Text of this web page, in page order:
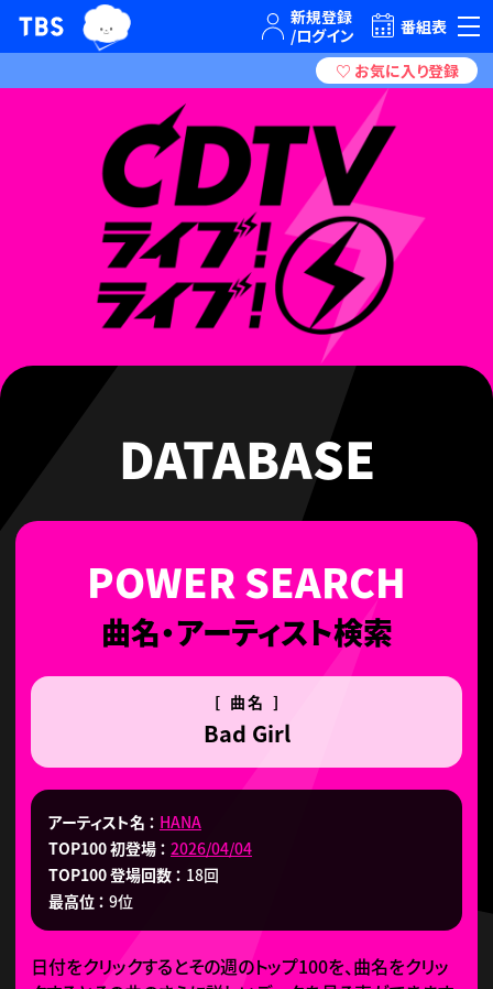
TBSテレビ｜ときめくときを。 番組表
DATABASE
曲名・アーティスト検索
[ 曲名 ]
Bad Girl
アーティスト名
HANA
TOP100 初登場
2026/04/04
TOP100 登場回数
18回
最高位
9位
日付をクリックするとその週のトップ100を、曲名をクリッ